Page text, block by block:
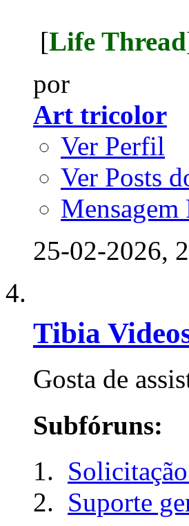
[Life Thread
por
Art tricolor
Ver Perfil
Ver Posts
25-02-2026,
Tibia
Gosta de
Subfóruns:
Suporte